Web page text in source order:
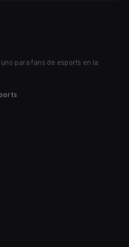
uno para fans de esports en la